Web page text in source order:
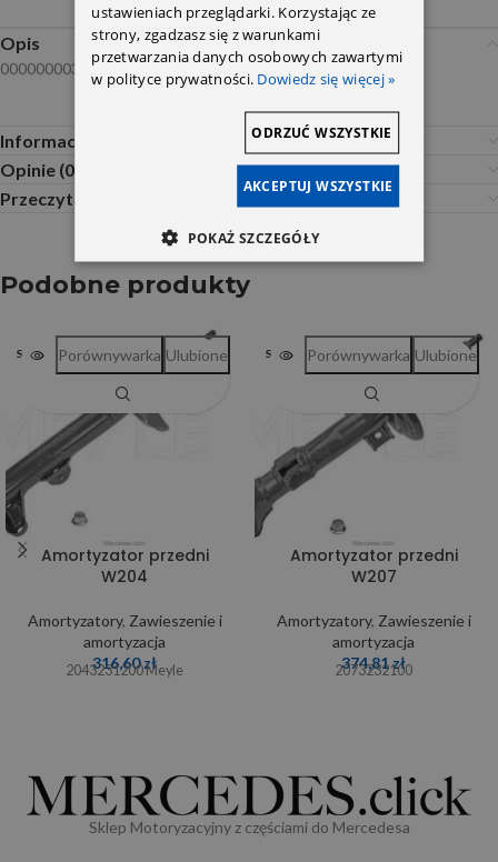
Opis
000000003276
Informacje dodatkowe
Opinie (0)
Przeczytaj Przed Zakupem
Podobne produkty
SOLD OUT
Amortyzator przedni
W204
Amortyzatory, Zawieszenie i
amortyzacja
316,60zł
2043231200 Meyle
Porównywarka Ulubione SOLD OUT
Amortyzator przedni
W207
Amortyzatory, Zawieszenie i
amortyzacja
374,81zł
2073232100
Porównywarka Ulubione
Sklep Motoryzacyjny z częściami do Mercedesa
ustawieniach przeglądarki. Korzystając ze
strony, zgadzasz się z warunkami
przetwarzania danych osobowych zawartymi
w polityce prywatności. Dowiedz się więcej »
AKCEPTUJ WSZYSTKIE
ODRZUĆ WSZYSTKIE
POKAŻ SZCZEGÓŁY